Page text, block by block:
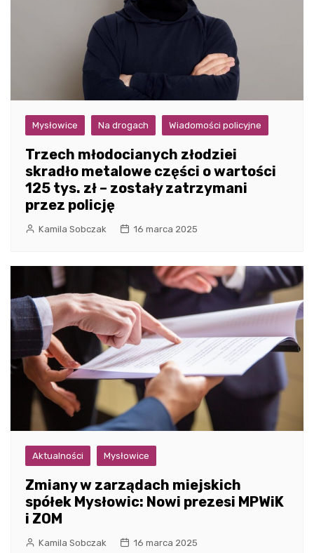
Mysłowice Na drogach Wiadomości policyjne
Trzech młodocianych złodziei
skradło metalowe części o wartości
125 tys. zł – zostały zatrzymani
przez policję
Kamila Sobczak 16 marca 2025
Aktualności Mysłowice
Zmiany w zarządach miejskich
spółek Mysłowic: Nowi prezesi MPWiK
i ZOM
Kamila Sobczak 16 marca 2025